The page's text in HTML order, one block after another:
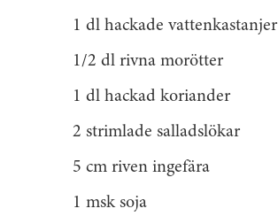
1 dl hackade vattenkastanjer
1/2 dl rivna morötter
1 dl hackad koriander
2 strimlade salladslökar
5 cm riven ingefära
1 msk soja